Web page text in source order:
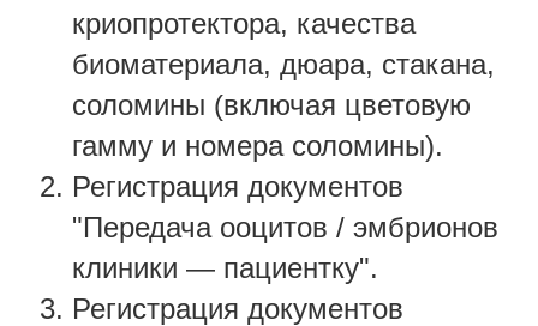
криопротектора, качества
биоматериала, дюара, стакана,
соломины (включая цветовую
гамму и номера соломины).
Регистрация документов
"Передача ооцитов / эмбрионов
клиники — пациентку".
Регистрация документов